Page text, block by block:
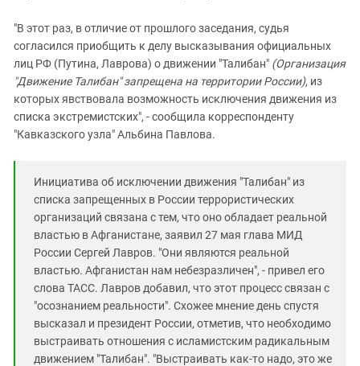
"В этот раз, в отличие от прошлого заседания, судья
согласился приобщить к делу высказывания официальных
лиц РФ (Путина, Лаврова) о движении "Талибан" (Организация
"Движение Талибан" запрещена на территории России), из
которых явствовала возможность исключения движения из
списка экстремистских", - сообщила корреспонденту
"Кавказского узла" Альбина Павлова.
Инициатива об исключении движения "Талибан" из
списка запрещенных в России террористических
организаций связана с тем, что оно обладает реальной
властью в Афганистане, заявил 27 мая глава МИД
России Сергей Лавров. "Они являются реальной
властью. Афганистан нам небезразличен", - привел его
слова ТАСС. Лавров добавил, что этот процесс связан с
"осознанием реальности". Схожее мнение день спустя
высказал и президент России, отметив, что необходимо
выстраивать отношения с исламистским радикальным
движением "Талибан". "Выстраивать как-то надо, это же